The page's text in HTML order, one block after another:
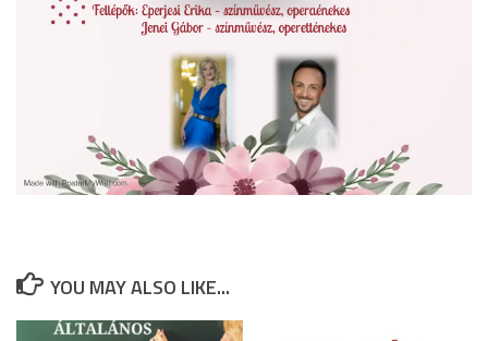
YOU MAY ALSO LIKE...